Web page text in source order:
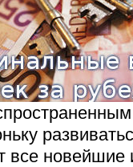
все